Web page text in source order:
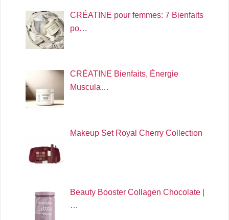
CRÉATINE pour femmes: 7 Bienfaits
po…
CRÉATINE Bienfaits, Énergie
Muscula…
Makeup Set Royal Cherry Collection
Beauty Booster Collagen Chocolate |
…